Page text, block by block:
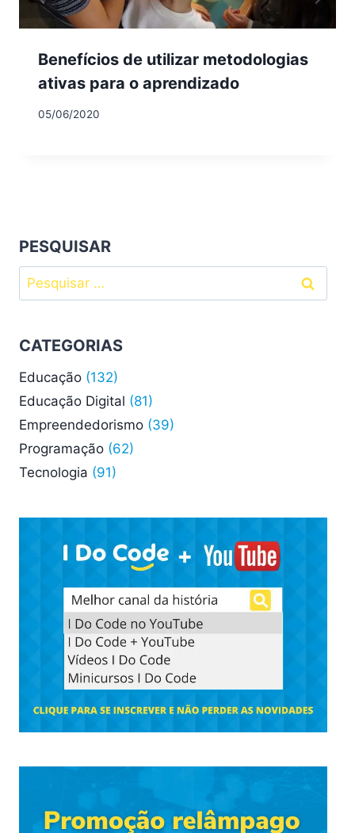
Benefícios de utilizar metodologias
ativas para o aprendizado
05/06/2020
PESQUISAR
Pesquisar
por:
CATEGORIAS
Educação (132)
Educação Digital (81)
Empreendedorismo (39)
Programação (62)
Tecnologia (91)